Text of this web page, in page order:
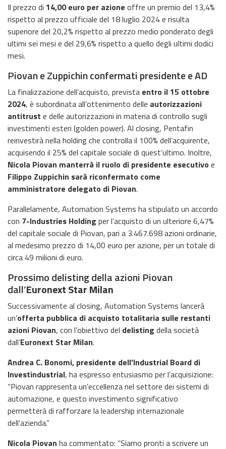
Il prezzo di 14,00 euro per azione offre un premio del 13,4%
rispetto al prezzo ufficiale del 18 luglio 2024 e risulta
superiore del 20,2% rispetto al prezzo medio ponderato degli
ultimi sei mesi e del 29,6% rispetto a quello degli ultimi dodici
mesi.
Piovan e Zuppichin confermati presidente e AD
La finalizzazione dell’acquisto, prevista entro il 15 ottobre
2024, è subordinata all’ottenimento delle autorizzazioni
antitrust e delle autorizzazioni in materia di controllo sugli
investimenti esteri (golden power). Al closing, Pentafin
reinvestirà nella holding che controlla il 100% dell’acquirente,
acquisendo il 25% del capitale sociale di quest’ultimo. Inoltre,
Nicola Piovan manterrà il ruolo di presidente esecutivo e
Filippo Zuppichin sarà riconfermato come
amministratore delegato di Piovan.
Parallelamente, Automation Systems ha stipulato un accordo
con 7-Industries Holding per l’acquisto di un ulteriore 6,47%
del capitale sociale di Piovan, pari a 3.467.698 azioni ordinarie,
al medesimo prezzo di 14,00 euro per azione, per un totale di
circa 49 milioni di euro.
Prossimo delisting della azioni Piovan
dall’Euronext Star Milan
Successivamente al closing, Automation Systems lancerà
un’offerta pubblica di acquisto totalitaria sulle restanti
azioni Piovan, con l’obiettivo del delisting della società
dall’Euronext Star Milan.
Andrea C. Bonomi, presidente dell’Industrial Board di
Investindustrial, ha espresso entusiasmo per l’acquisizione:
“Piovan rappresenta un’eccellenza nel settore dei sistemi di
automazione, e questo investimento significativo
permetterà di rafforzare la leadership internazionale
dell’azienda.”
Nicola Piovan ha commentato: “Siamo pronti a scrivere un